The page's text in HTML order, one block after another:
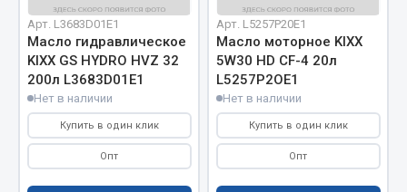
Система питания
Система выпуска газа
Система охлаждения
Коробка передач
Рулевое управление
Тормозная система
Показать ещё
Арт. L3683D01E1
Масло гидравлическое
KIXX GS HYDRO HVZ 32
200л L3683D01E1
Нет в наличии
Купить в один клик
Опт
Арт. L5257P20E1
Масло моторное KIXX
5W30 HD CF-4 20л
L5257P2OE1
Нет в наличии
Купить в один клик
Опт